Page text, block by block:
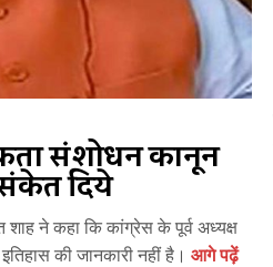
संशोधन कानून
दिये
शाह ने कहा कि कांग्रेस के पूर्व अध्यक्ष
की जानकारी नहीं है। आगे पढ़ें